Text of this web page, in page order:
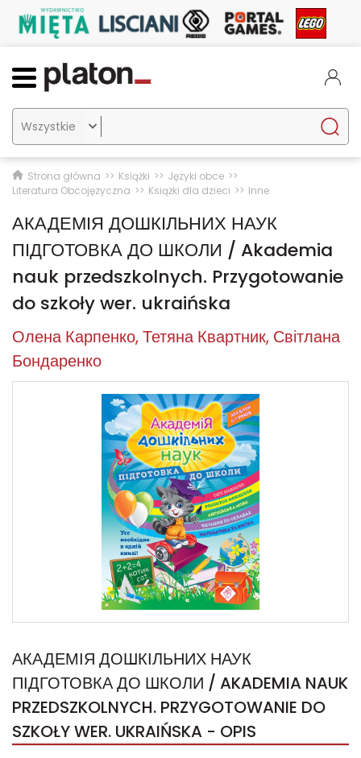

Strona główna Książki
Języki obce
Literatura Obcojęzyczna
Książki dla dzieci Inne
АКАДЕМІЯ ДОШКІЛЬНИХ НАУК
ПІДГОТОВКА ДО ШКОЛИ / Akademia
nauk przedszkolnych. Przygotowanie
do szkoły wer. ukraińska
Олена Карпенко Тетяна Квартник Світлана
Бондаренко
АКАДЕМІЯ ДОШКІЛЬНИХ НАУК
ПІДГОТОВКА ДО ШКОЛИ / AKADEMIA NAUK
PRZEDSZKOLNYCH. PRZYGOTOWANIE DO
SZKOŁY WER. UKRAIŃSKA - OPIS